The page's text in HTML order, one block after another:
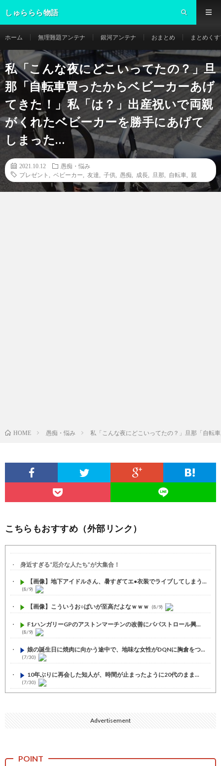
しゅららら物語
ホーム 無理難題アンテナ 銀河アンテナ おまとめ まとめく
私「こんな夜にどこいってたの？」旦
那「自転車買ったからベビーカーあげ
てきた！」私「は？」出産祝いで両親
がくれたベビーカーを勝手にあげて
しまった…
2021.10.12
愚痴・悩み
プレゼント
ベビーカー 友達 子供 愚痴 成長 旦那 自転車 親
HOME 愚痴・悩み 私「こんな夜にどこいってたの？」旦那「自転
こちらもおすすめ（外部リンク）
身近すぎる“厄介な人たち”が大集合！
【画像】地下アイドルさん、暑すぎてエ●衣装でライブしてしまう...
(8/9)
【画像】こういうお○ぱいが至高だよなｗｗｗ (8/9)
F1ハンガリーGPのアストンマーチンの改善にパパストロール興...
(8/9)
娘の誕生日に焼肉に向かう途中で、地味な女性がDQNに胸倉をつ...
(7/30)
10年ぶりに再会した知人が、時間が止まったように20代のまま...
(7/30)
娘の誕生日に焼肉に向かう途中で、地味な女性がDQNに胸倉をつ...
Advertisement